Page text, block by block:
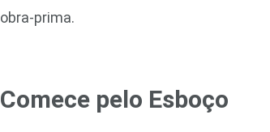
obra-prima.
Comece pelo Esboço